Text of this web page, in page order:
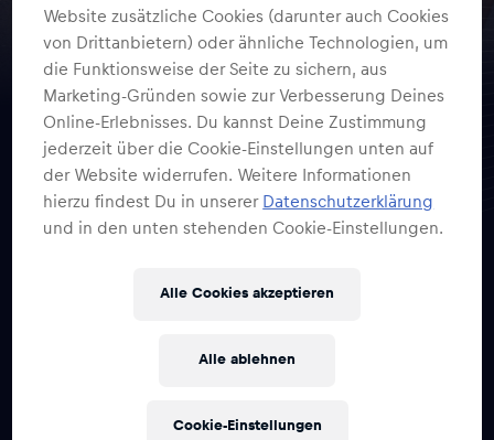
10×1 Wings for Life
World Run
Website zusätzliche Cookies (darunter auch Cookies
von Drittanbietern) oder ähnliche Technologien, um
die Funktionsweise der Seite zu sichern, aus
Marketing-Gründen sowie zur Verbesserung Deines
Online-Erlebnisses. Du kannst Deine Zustimmung
jederzeit über die Cookie-Einstellungen unten auf
der Website widerrufen. Weitere Informationen
hierzu findest Du in unserer Datenschutzerklärung
und in den unten stehenden Cookie-Einstellungen.
Alle ablehnen
Alle Cookies akzeptieren
Cookie-Einstellungen